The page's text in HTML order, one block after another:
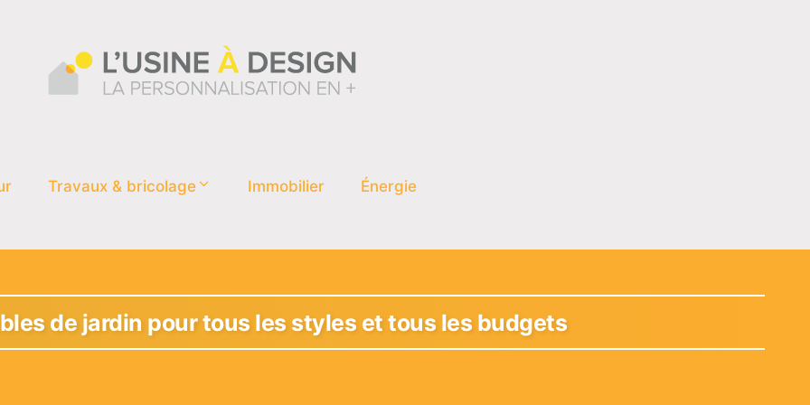
Travaux & bricolage Immobilier Énergie
de jardin pour tous les styles et tous les budgets